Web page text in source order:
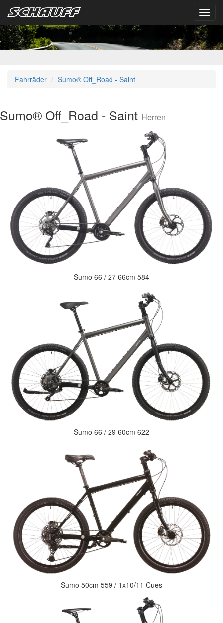
Fahrräder Sumo® Off_Road - Saint
Sumo® Off_Road - Saint Herren
Sumo 66 / 27 66cm 584
Sumo 66 / 29 60cm 622
Sumo 50cm 559 / 1x10/11 Cues